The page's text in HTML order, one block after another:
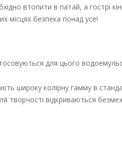
втопити в патай, а гострі
місцях безпека понад усе!
для цього
широку колірну гамму в
творчості відкриваються